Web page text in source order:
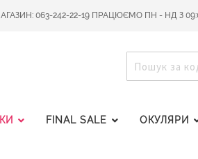
063-242-22-19 ПРАЦЮЄМО ПН - НД З
FINAL SALE ОКУЛЯРИ